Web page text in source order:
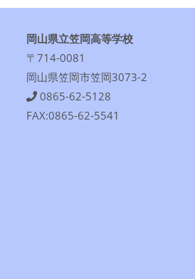
岡山県立笠岡高等学校
〒714-0081
岡山県笠岡市笠岡3073-2
0865-62-5128
FAX:0865-62-5541